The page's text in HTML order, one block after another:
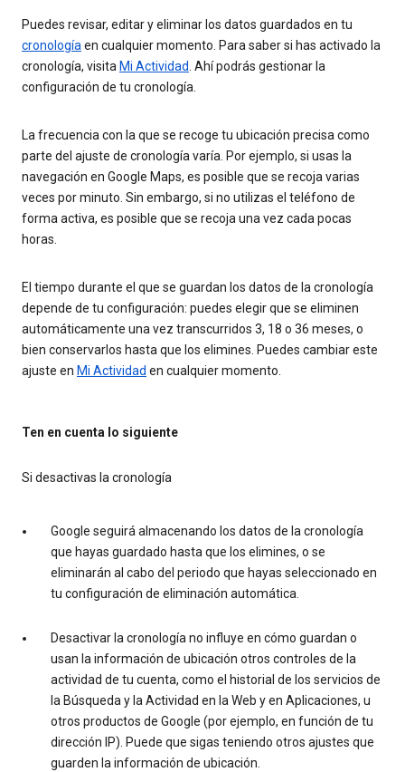
Puedes revisar, editar y eliminar los datos guardados en tu
cronologíaen cualquier momento. Para saber si has activado la
cronología, visita Mi Actividad. Ahí podrás gestionar la
configuración de tu cronología.
La frecuencia con la que se recoge tu ubicación precisa como
parte del ajuste de cronología varía. Por ejemplo, si usas la
navegación en Google Maps, es posible que se recoja varias
veces por minuto. Sin embargo, si no utilizas el teléfono de
forma activa, es posible que se recoja una vez cada pocas
horas.
El tiempo durante el que se guardan los datos de la cronología
depende de tu configuración: puedes elegir que se eliminen
automáticamente una vez transcurridos 3, 18 o 36 meses, o
bien conservarlos hasta que los elimines. Puedes cambiar este
ajuste en Mi Actividad en cualquier momento.
Ten en cuenta lo siguiente
Si desactivas la cronología
Google seguirá almacenando los datos de la cronología
que hayas guardado hasta que los elimines, o se
eliminarán al cabo del periodo que hayas seleccionado en
tu configuración de eliminación automática.
Desactivar la cronología no influye en cómo guardan o
usan la información de ubicación otros controles de la
actividad de tu cuenta, como el historial de los servicios de
la Búsqueda y la Actividad en la Web y en Aplicaciones, u
otros productos de Google (por ejemplo, en función de tu
dirección IP). Puede que sigas teniendo otros ajustes que
guarden la información de ubicación.